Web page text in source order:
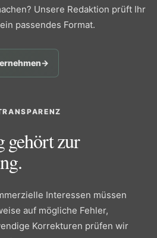
Unsere Redaktion prüft Ihr
passendes Format.
→
gehört zur
Interessen müssen
auf mögliche Fehler,
Korrekturen prüfen wir